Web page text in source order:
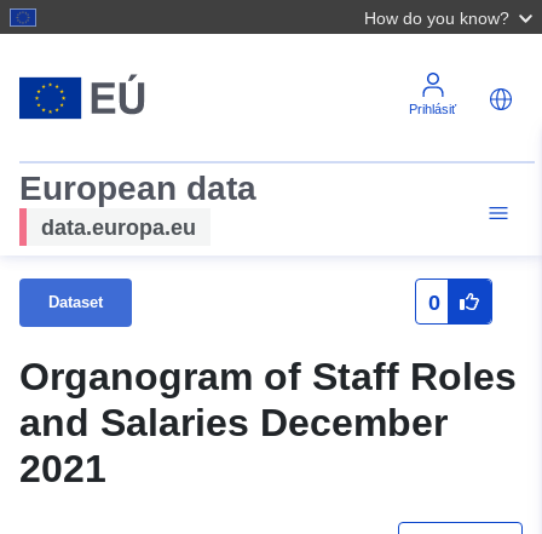
How do you know?
Prihlásiť
European data
data.europa.eu
Dataset 0
Organogram of Staff Roles
and Salaries December
2021